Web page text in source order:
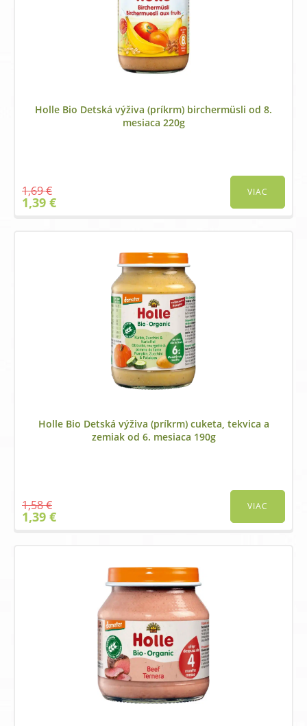
Holle Bio Detská výživa (príkrm) birchermüsli od 8.
mesiaca 220g
1,69€
Original
price
1,39 €Current
price
VIAC
Holle Bio Detská výživa (príkrm) cuketa, tekvica a
zemiak od 6. mesiaca 190g
1,58€
Original
price
1,39 €Current
price
VIAC